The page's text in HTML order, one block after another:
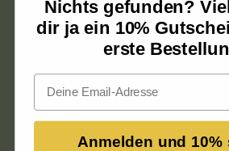
Bewertet mit5 von 5
Lieblingsseife
Nichts gefunden?
dir ja ein 10%
erste
Email
Anmelden und 10%